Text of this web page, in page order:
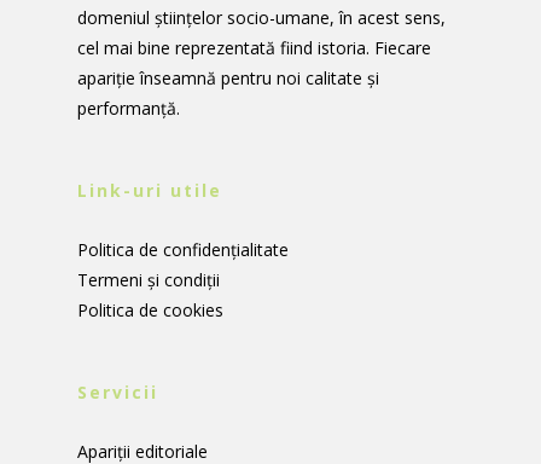
domeniul științelor socio-umane, în acest sens,
cel mai bine reprezentată fiind istoria. Fiecare
apariție înseamnă pentru noi calitate și
performanță.
Link-uri utile
Politica de confidențialitate
Termeni și condiții
Politica de cookies
Servicii
Apariții editoriale